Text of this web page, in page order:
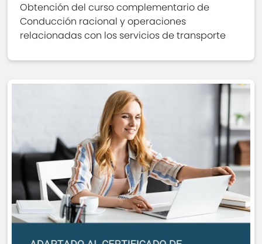
Obtención del curso complementario de
Conducción racional y operaciones
relacionadas con los servicios de transporte